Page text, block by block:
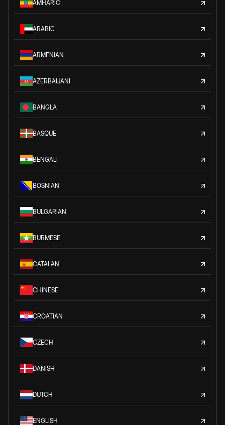
AMHARIC
ARABIC
ARMENIAN
AZERBAIJANI
BANGLA
BASQUE
BENGALI
BOSNIAN
BULGARIAN
BURMESE
CATALAN
CHINESE
CROATIAN
CZECH
DANISH
DUTCH
ENGLISH